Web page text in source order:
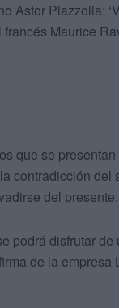
Astor Piazzolla;
francés Maurice
que se
contradicción
del presente.
podrá disfrutar
de la empresa